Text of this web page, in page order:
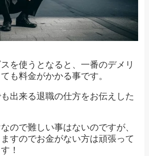
を使うとなると、一番のデメリ
も料金がかかる事です。
出来る退職の仕方をお伝えした
ので難しい事はないのですが、
すのでお金がない方は頑張って
！